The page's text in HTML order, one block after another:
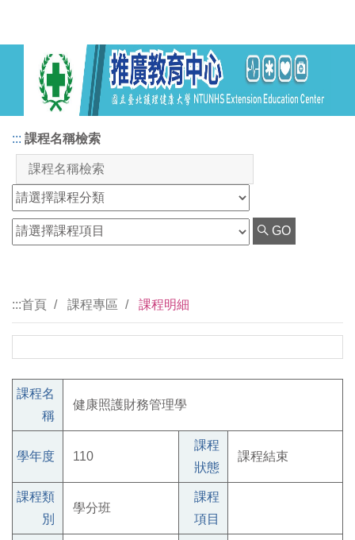
::: 課程名稱檢索
GO
:::首頁 課程專區 課程明細
課程名
稱
健康照護財務管理學
學年度 110
課程
狀態
課程結束
課程類
別
學分班
課程
項目